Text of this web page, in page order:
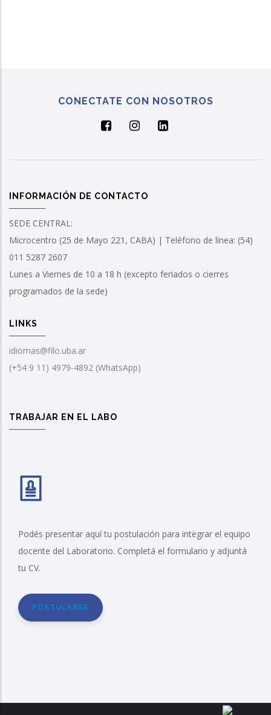
CONECTATE CON NOSOTROS
INFORMACIÓN DE CONTACTO
SEDE CENTRAL:
Microcentro (25 de Mayo 221, CABA) | Teléfono de línea: (54)
011 5287 2607
Lunes a Viernes de 10 a 18 h (excepto feriados o cierres
programados de la sede)
LINKS
idiomas@filo.uba.ar
(+54 9 11) 4979-4892 (WhatsApp)
TRABAJAR EN EL LABO
Podés presentar aquí tu postulación para integrar el equipo
docente del Laboratorio. Completá el formulario y adjuntá
tu CV.
POSTULARSE